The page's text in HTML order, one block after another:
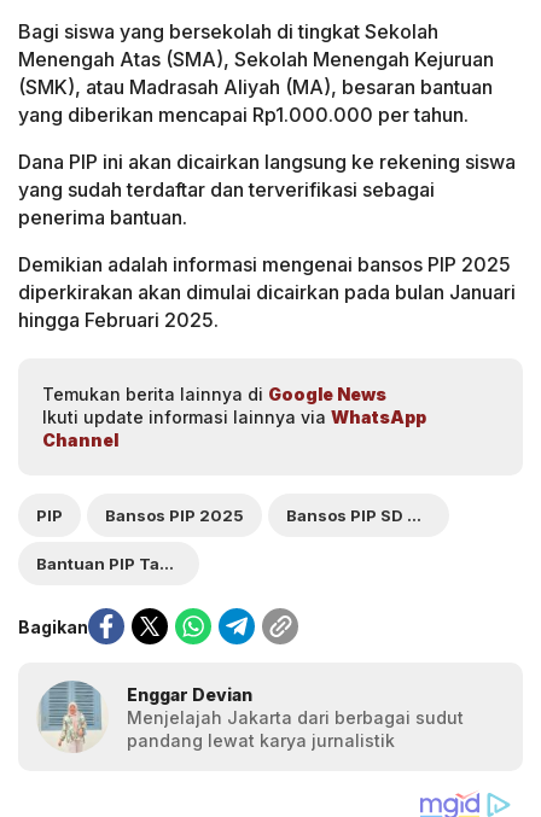
Bagi siswa yang bersekolah di tingkat Sekolah
Menengah Atas (SMA), Sekolah Menengah Kejuruan
(SMK), atau Madrasah Aliyah (MA), besaran bantuan
yang diberikan mencapai Rp1.000.000 per tahun.
Dana PIP ini akan dicairkan langsung ke rekening siswa
yang sudah terdaftar dan terverifikasi sebagai
penerima bantuan.
Demikian adalah informasi mengenai bansos PIP 2025
diperkirakan akan dimulai dicairkan pada bulan Januari
hingga Februari 2025.
Temukan berita lainnya di Google News
Ikuti update informasi lainnya via WhatsApp
Channel
PIP Bansos PIP 2025 Bansos PIP SD 2025 Kapan Cair
Bantuan PIP Tahun 2025
Bagikan
Enggar Devian
Menjelajah Jakarta dari berbagai sudut
pandang lewat karya jurnalistik